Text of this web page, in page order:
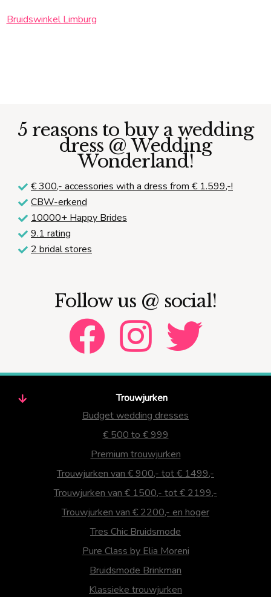
Bruidswinkel Limburg
5 reasons to buy a wedding
dress @ Wedding
Wonderland!
€ 300,- accessories with a dress from € 1.599,-!
CBW-erkend
10000+ Happy Brides
9.1 rating
2 bridal stores
Follow us @ social!
Trouwjurken
Budget wedding dresses
€ 500 to € 999
Premium trouwjurken
Trouwjurken van € 900,- tot € 1499,-
Trouwjurken van € 1500,- tot € 2199,-
Trouwjurken van € 2200,- en hoger
Tres Chic Bruidsmode
Pure Class by Elia Moreni
Bruidsmode Brinkman
Klassieke trouwjurken